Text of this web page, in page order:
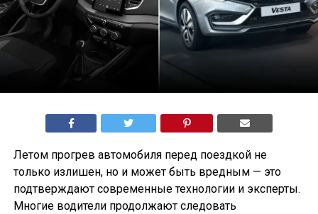
Летом прогрев автомобиля перед поездкой не
только излишен, но и может быть вредным — это
подтверждают современные технологии и эксперты.
Многие водители продолжают следовать